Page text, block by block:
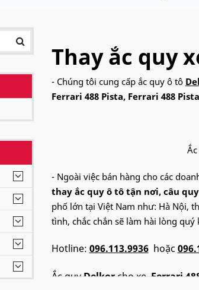
Thay ắc quy
- Chúng tôi cung cấp ắc quy ô tô
Ferrari 488 Pista, Ferrari 488
- Ngoài việc bán hàng cho các
thay ắc quy ô tô tận nơi, câu
phố lớn tại Việt Nam như: Hà Nội,
tình, chắc chắn sẽ làm hài lòng quý
Hotline: 096.113.9936hoặc
Ắc quy Delkorcho xe Ferrari